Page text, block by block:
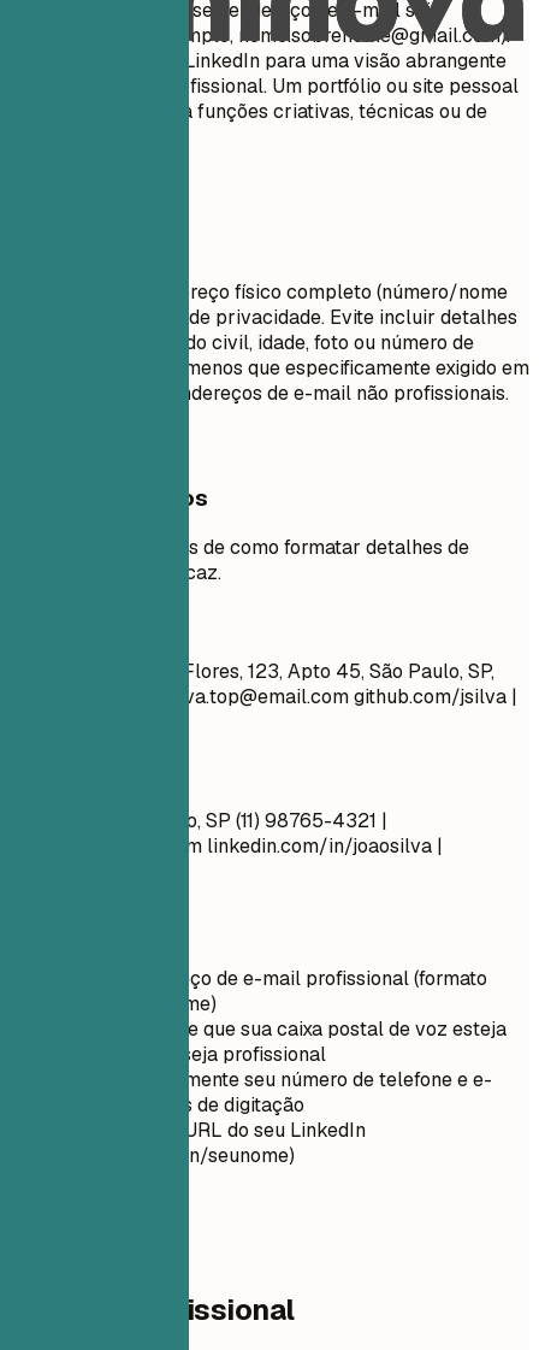
Certifique-se de que seu endereço de e-mail seja
apropriado (por exemplo, nome.sobrenome@gmail.com).
Inclua seu perfil do LinkedIn para uma visão abrangente
de sua trajetória profissional. Um portfólio ou site pessoal
é recomendado para funções criativas, técnicas ou de
Não inclua seu endereço físico completo (número/nome
da rua) por motivos de privacidade. Evite incluir detalhes
pessoais como estado civil, idade, foto ou número de
segurança social, a menos que especificamente exigido em
seu país. Não use endereços de e-mail não profissionais.
Exemplos práticos
Veja exemplos claros de como formatar detalhes de
contato de forma eficaz.
João Silva Rua das Flores, 123, Apto 45, São Paulo, SP,
joao.silva.top@email.comgithub.com/jsilva |
João Silva São Paulo, SP (11) 98765-4321 |
joao.silva@email.com linkedin.com/in/joaosilva |
Use um endereço de e-mail profissional (formato
nome.sobrenome)
Certifique-se de que sua caixa postal de voz esteja
configurada e seja profissional
Verifique novamente seu número de telefone e e-
mail para erros de digitação
Personalize a URL do seu LinkedIn
(linkedin.com/in/seunome)
Resumo profissional